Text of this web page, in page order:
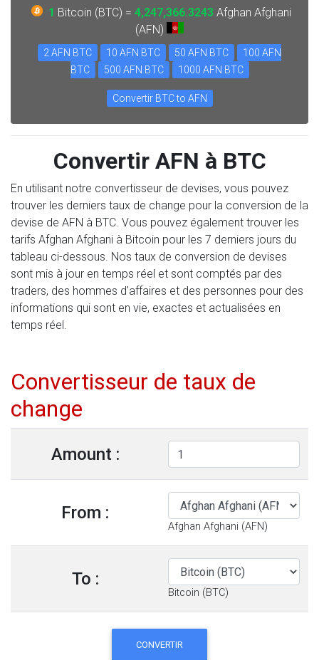
1 Bitcoin (BTC) = 4,247,366.3243 Afghan Afghani
(AFN)
2 AFN BTC 10 AFN BTC 50 AFN BTC
100 AFN
BTC
500 AFN BTC 1000 AFN BTC
Convertir BTC to AFN
Convertir AFN à BTC
En utilisant notre convertisseur de devises, vous pouvez
trouver les derniers taux de change pour la conversion de la
devise de AFN à BTC. Vous pouvez également trouver les
tarifs Afghan Afghani à Bitcoin pour les 7 derniers jours du
tableau ci-dessous. Nos taux de conversion de devises
sont mis à jour en temps réel et sont comptés par des
traders, des hommes d'affaires et des personnes pour des
informations qui sont en vie, exactes et actualisées en
temps réel.
Convertisseur de taux de
change
Amount :
From :
Afghan Afghani (AFN)
To :
Bitcoin (BTC)
CONVERTIR